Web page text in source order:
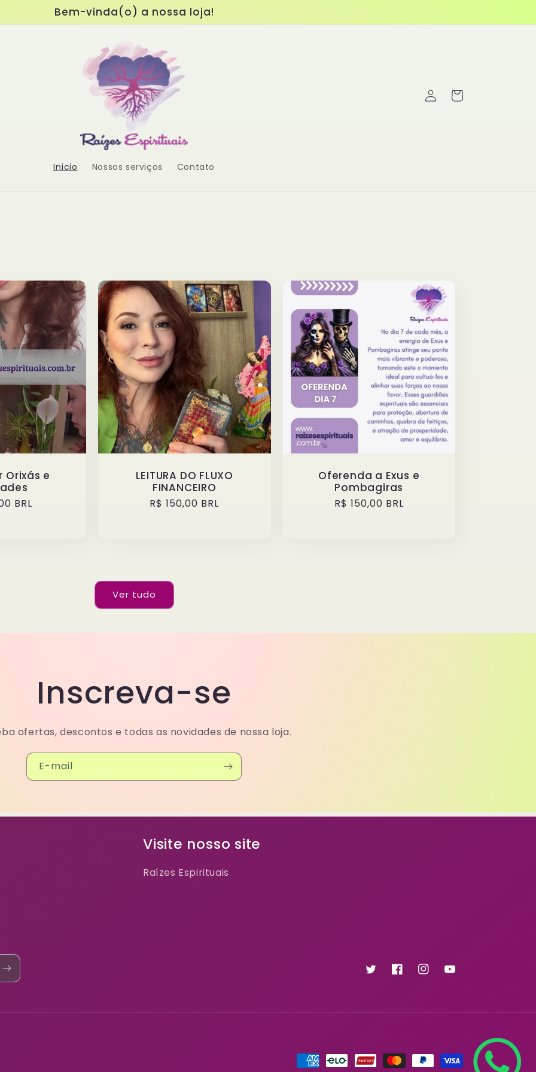
Bem-vinda(o) a nossa loja!
Início Nossos serviços Contato
Fazer
login
Carrinho
Orixás e
BRL
LEITURA DO FLUXO
FINANCEIRO
Preço
R$ 150,00 BRL
Oferenda a Exus e
Pombagiras
Preço
R$ 150,00 BRL
Ver tudo
Inscreva-se
ofertas, descontos e todas as novidades de nossa loja.
E-mail
Visite nosso site
Raízes Espirituais
TwitterFacebookInstagramYouTube
Formas